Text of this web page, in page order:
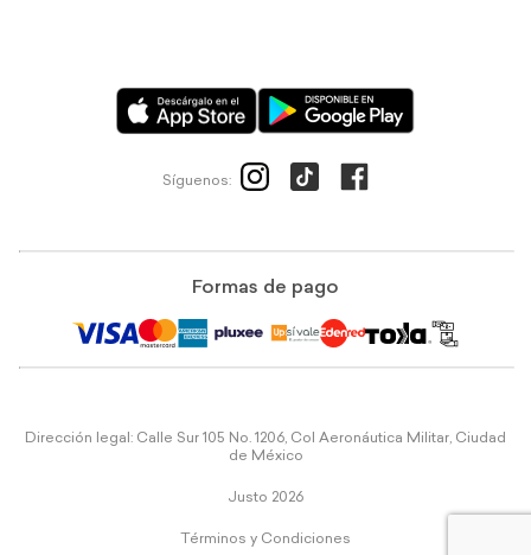
Síguenos:
Formas de pago
Dirección legal: Calle Sur 105 No. 1206, Col Aeronáutica Militar, Ciudad
de México
Justo 2026
Términos y Condiciones